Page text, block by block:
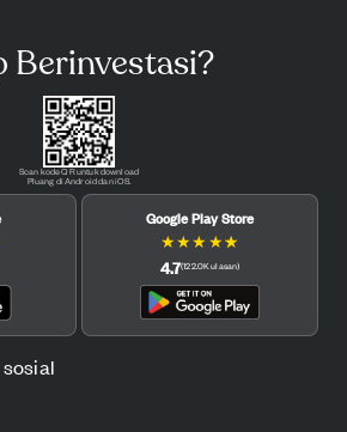
Berinvestasi?
Scan kode QR untuk download
Pluang di Android dan iOS.
Google Play Store
★★★ ★★
4.7(122.0K ulasan)